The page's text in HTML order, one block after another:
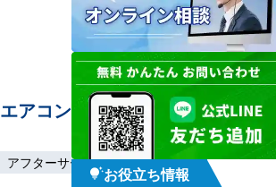
エアコンセンターAC 柏
アフターサービス 土日祝工事 工事保証3年
tips_and_updatesお役立ち情報